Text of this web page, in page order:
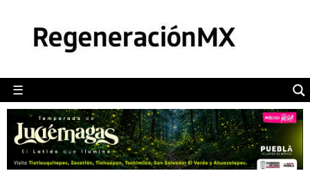
☰
POLÍTICA
CAMALEÓN
OPINIÓN
DEPORTES